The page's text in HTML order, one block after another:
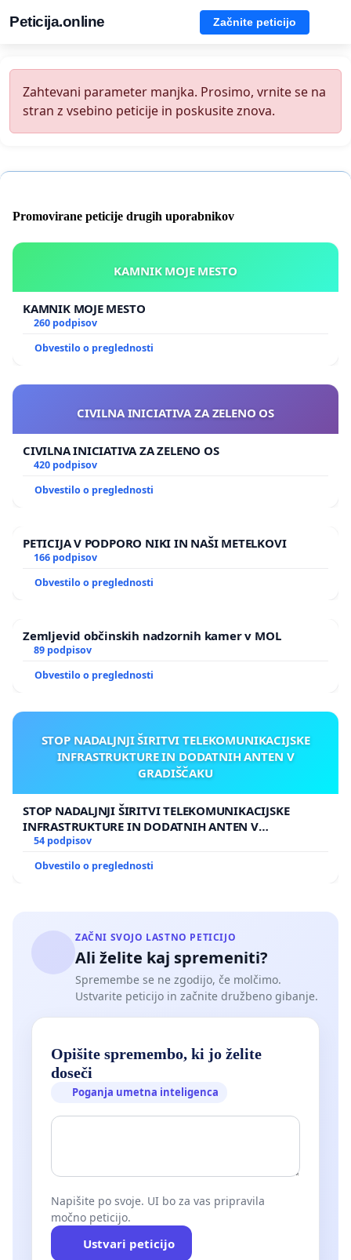
Peticija.online Začnite peticijo
Zahtevani parameter manjka. Prosimo, vrnite se na
stran z vsebino peticije in poskusite znova.
Promovirane peticije drugih uporabnikov
KAMNIK MOJE MESTO
KAMNIK MOJE MESTO
260 podpisov
Obvestilo o preglednosti
CIVILNA INICIATIVA ZA ZELENO OS
CIVILNA INICIATIVA ZA ZELENO OS
420 podpisov
Obvestilo o preglednosti
PETICIJA V PODPORO NIKI IN NAŠI METELKOVI
166 podpisov
Obvestilo o preglednosti
Zemljevid občinskih nadzornih kamer v MOL
89 podpisov
Obvestilo o preglednosti
STOP NADALJNJI ŠIRITVI TELEKOMUNIKACIJSKE
INFRASTRUKTURE IN DODATNIH ANTEN V
GRADIŠČAKU
STOP NADALJNJI ŠIRITVI TELEKOMUNIKACIJSKE
INFRASTRUKTURE IN DODATNIH ANTEN V
GRADIŠČAKU
54 podpisov
Obvestilo o preglednosti
ZAČNI SVOJO LASTNO PETICIJO
Ali želite kaj spremeniti?
Spremembe se ne zgodijo, če molčimo.
Ustvarite peticijo in začnite družbeno gibanje.
Opišite spremembo, ki jo želite
doseči
Poganja umetna inteligenca
Napišite po svoje. UI bo za vas pripravila
močno peticijo.
Ustvari peticijo